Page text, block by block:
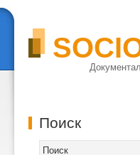
Поиск